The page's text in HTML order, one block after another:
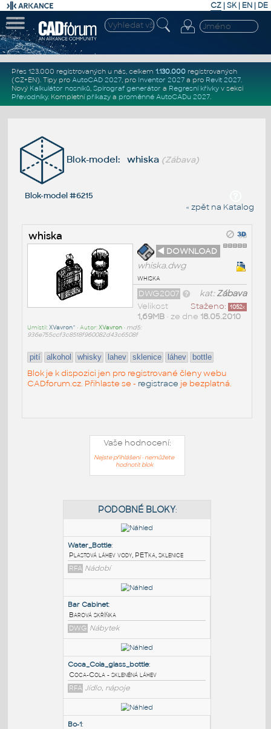
CZ | SK| EN | DE
Přes 123.000 registrovaných u nás, celkem 1.130.000registrovaných
(CZ+EN). Tipy pro AutoCAD 2027, pro Inventor 2027a pro Revit 2027.
Nový Kalkulátor nosníků, Spirograf generátor a Regresní křivkyv sekci
Převodníky. Kompletní příkazya proměnné AutoCADu 2027.
Blok-model: whiska (Zábava)
Blok-model #6215
« zpět na Katalog
whiska
◄ DOWNLOAD
whiska.dwg
whiska
kat:Zábava
DWG2007
Staženo: 1052x
Velikost
1,69MB• ze dne 18.05.2010
Umístil:XVavron^ • Autor:XVavron• md5:
936e755ccf3c8518f960082d43c6508f
pití alkohol whisky lahev sklenice láhev bottle
Blok je k dispozici jen pro registrované členy webu
CADforum.cz. Přihlaste se - registrace je bezplatná.
Vaše hodnocení:
Nejste přihlášeni - nemůžete
hodnotit blok
PODOBNÉ BLOKY
Water_Bottle:
Plastová láhev vody, PETka, sklenice
RFA Nádobí
Bar Cabinet:
Barová skříňka